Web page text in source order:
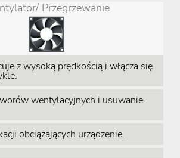
Przegrzewanie
z wysoką prędkością i włącza się
wentylacyjnych i usuwanie
obciążających urządzenie.